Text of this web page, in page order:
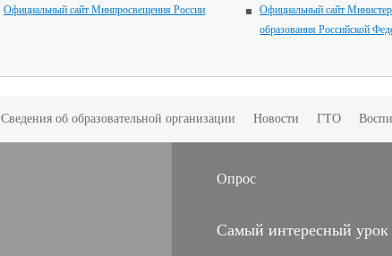
Официальный сайт Минпросвещения России
Официальный сайт
образования Российской
Сведения об образовательной организации Новости ГТО
Опрос
Самый интересный